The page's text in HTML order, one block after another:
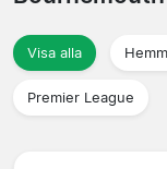
Visa alla
Premier League